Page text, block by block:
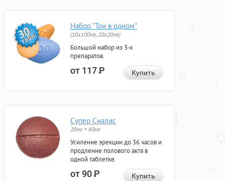
Набор "Три в одном"
(10x100мг, 20x20мг)
Большой набор из 3-х
препаратов.
от 117Р Купить
Супер Сиалис
20мг + 60мг
Усиление эрекции до 36 часов и
продление полового акта в
одной таблетке.
от 90Р Купить